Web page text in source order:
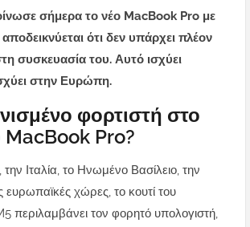
σήμερα το νέο MacBook Pro με
ότι δεν υπάρχει πλέον
συσκευασία του. Αυτό ισχύει
στην Ευρώπη.
φορτιστή στο
MacBook Pro?
την Ιταλία, το Ηνωμένο Βασίλειο, την
ευρωπαϊκές χώρες, το κουτί του
περιλαμβάνει τον φορητό υπολογιστή,